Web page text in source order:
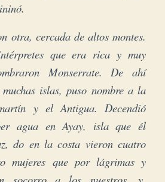
otra, cercada de altos montes.
que era rica y muy
Monserrate. De ahí
islas, puso nombre a la
y el Antigua. Decendió
agua en Ayay, isla que él
do en la costa vieron cuatro
mujeres que por lágrimas y